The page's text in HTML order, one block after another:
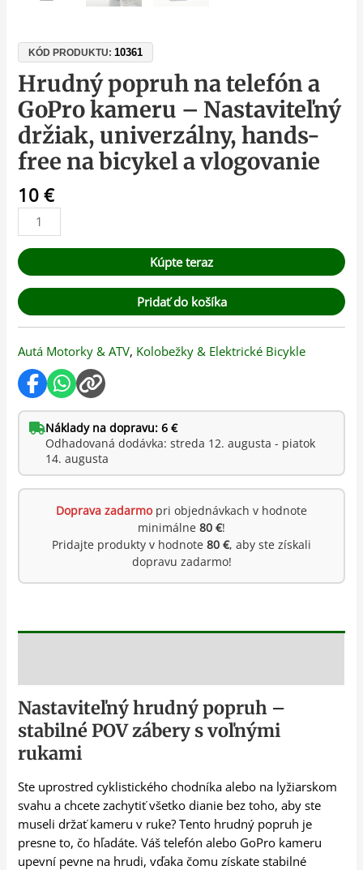
KÓD PRODUKTU:10361
Hrudný popruh na telefón a
GoPro kameru – Nastaviteľný
držiak, univerzálny, hands-
free na bicykel a vlogovanie
10€
Kúpte teraz
Pridať do košíka
Autá Motorky & ATV, Kolobežky & Elektrické Bicykle
Náklady na dopravu: 6 €
Odhadovaná dodávka: streda 12. augusta - piatok
14. augusta
Doprava zadarmopri objednávkach v hodnote
minimálne 80 €!
Pridajte produkty v hodnote 80 €, aby ste získali
dopravu zadarmo!
Nastaviteľný hrudný popruh –
stabilné POV zábery s voľnými
rukami
Ste uprostred cyklistického chodníka alebo na lyžiarskom
svahu a chcete zachytiť všetko dianie bez toho, aby ste
museli držať kameru v ruke? Tento hrudný popruh je
presne to, čo hľadáte. Váš telefón alebo GoPro kameru
upevní pevne na hrudi, vďaka čomu získate stabilné